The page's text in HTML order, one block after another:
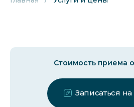
Стоимость приема
Записаться